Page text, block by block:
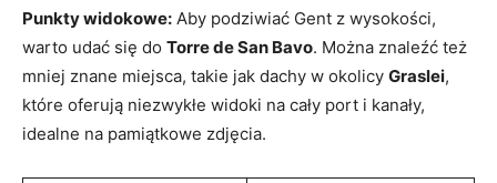
Punkty widokowe: Aby podziwiać Gent z wysokości,
warto udać się do Torre de San Bavo. Można znaleźć też
mniej ⁢znane miejsca, takie jak dachy w okolicy Graslei,
które oferują niezwykłe widoki na cały port i kanały,
idealne na pamiątkowe zdjęcia.